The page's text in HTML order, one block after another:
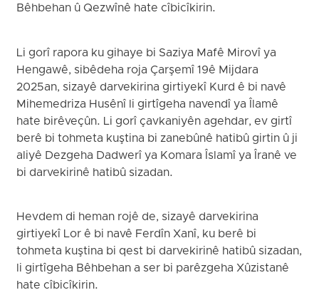
Bêhbehan û Qezwînê hate cîbicîkirin.
Li gorî rapora ku gihaye bi Saziya Mafê Mirovî ya
Hengawê, sibêdeha roja Çarşemî 19ê Mijdara
2025an, sizayê darvekirina girtiyekî Kurd ê bi navê
Mihemedriza Husênî li girtîgeha navendî ya Îlamê
hate birêveçûn. Li gorî çavkaniyên agehdar, ev girtî
berê bi tohmeta kuştina bi zanebûnê hatibû girtin û ji
aliyê Dezgeha Dadwerî ya Komara Îslamî ya Îranê ve
bi darvekirinê hatibû sizadan.
Hevdem di heman rojê de, sizayê darvekirina
girtiyekî Lor ê bi navê Ferdîn Xanî, ku berê bi
tohmeta kuştina bi qest bi darvekirinê hatibû sizadan,
li girtîgeha Bêhbehan a ser bi parêzgeha Xûzistanê
hate cîbicîkirin.